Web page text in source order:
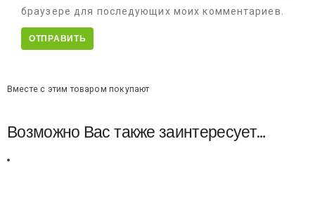
браузере для последующих моих комментариев.
Вместе с этим товаром покупают
Возможно Вас также заинтересует…